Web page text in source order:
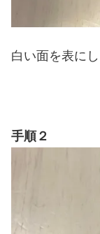
白い面を表に
手順２